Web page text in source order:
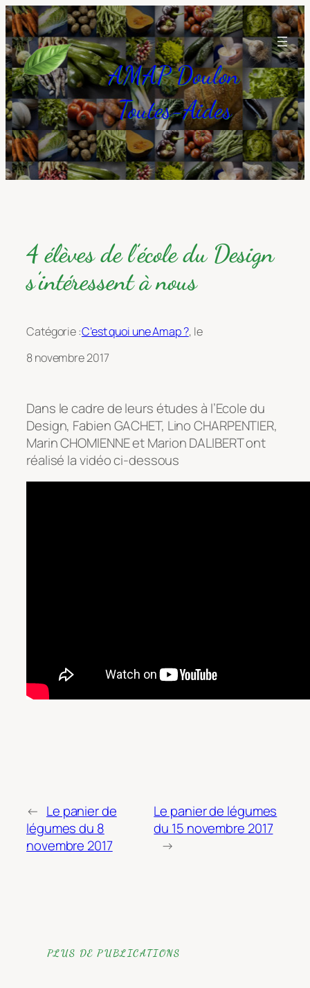
Aller
au
contenu
AMAP Doulon
Toutes-Aides
4 élèves de l’école du Design
s’intéressent à nous
Catégorie :C’est quoi une Amap ?, le
8 novembre 2017
Dans le cadre de leurs études à l’Ecole du
Design, Fabien GACHET, Lino CHARPENTIER,
Marin CHOMIENNE et Marion DALIBERT ont
réalisé la vidéo ci-dessous
← Le panier de
légumes du 8
novembre 2017
Le panier de légumes
du 15 novembre 2017
→
PLUS DE PUBLICATIONS